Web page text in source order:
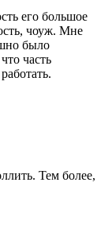
его большое
чоуж. Мне
было
часть
Тем более,